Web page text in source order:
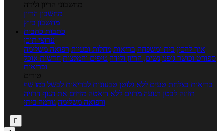
מחשבוני הריון ולידה
מחשבון הריון
מחשבון ביוץ
כתבות כתבות
ערוצי תוכן
איך להכין בית ומשפחה בריאות מחלות ובעיות רפואה משלימה
ספורט וכושר גופני נשים, הריון ולידה טיפים והמלצות חדשות אוכל
ובריאות
טורים
בריאות בצלחת טעים ללא גלוטן טבעונות לבריאות לבשל כמו שף
תזונה לבטן רגועה מרזים ללא דיאטה מזיזים את הגוף הרזיה
ורפואה משלימה גורמה ביתי
